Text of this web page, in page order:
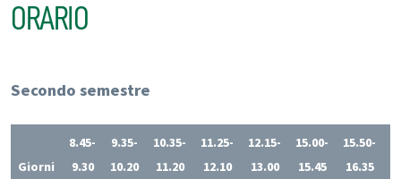
ORARIO
Secondo semestre
Giorni
8.45-
9.30
9.35-
10.20
10.35-
11.20
11.25-
12.10
12.15-
13.00
15.00-
15.45
15.50-
16.35